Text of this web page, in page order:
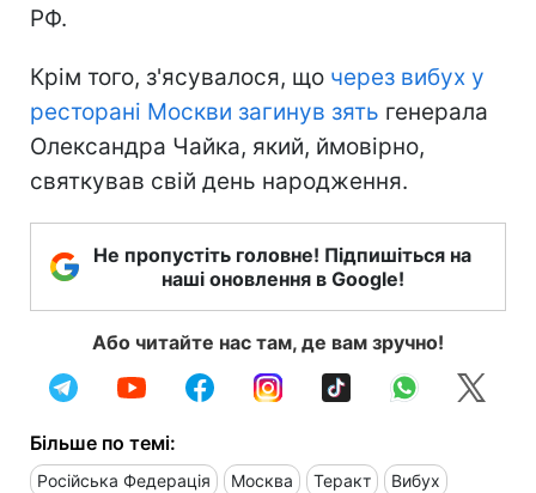
РФ.
Крім того, з'ясувалося, що через вибух у
ресторані Москви загинув зять генерала
Олександра Чайка, який, ймовірно,
святкував свій день народження.
Не пропустіть головне! Підпишіться на
наші оновлення в Google!
Або читайте нас там, де вам зручно!
Більше по темі:
Російська Федерація Москва Теракт Вибух